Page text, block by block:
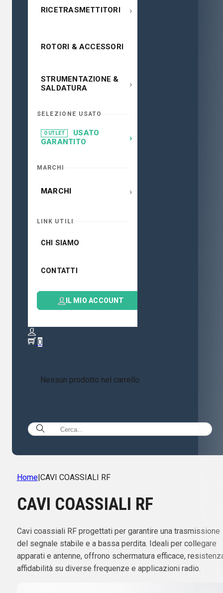
RICETRASMETTITORI ›
ROTORI & ACCESSORI
STRUMENTAZIONE &
SALDATURA
›
SELEZIONE USATO
OUTLET
USATO
GARANTITO
›
MARCHI
MARCHI ›
LINK UTILI
CHI SIAMO
CONTATTI
IL MIO ACCOUNT
0
Nessun prodotto nel carrello.
Home| CAVI COASSIALI RF
CAVI COASSIALI RF
Cavi coassiali RF progettati per garantire una trasmissione
del segnale stabile e a bassa perdita. Ideali per collegare
apparati e antenne, offrono schermatura efficace,
affidabilità su diverse frequenze e applicazioni radio.